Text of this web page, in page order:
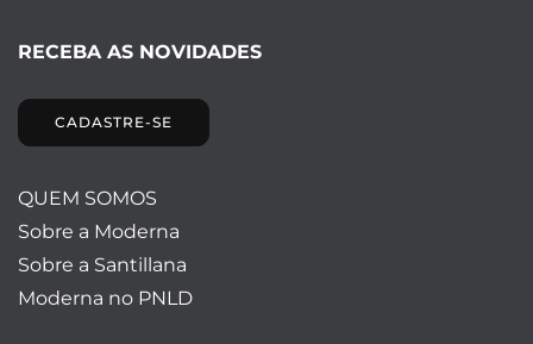
RECEBA AS NOVIDADES
CADASTRE-SE
QUEM SOMOS
Sobre a Moderna
Sobre a Santillana
Moderna no PNLD